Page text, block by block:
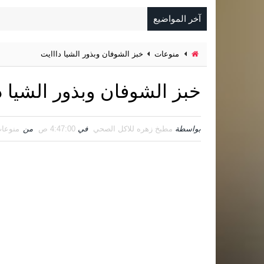
آخر المواضيع
منوعات خبز الشوفان وبذور الشيا دااايت
خبز الشوفان وبذور الشيا
بواسطة مطبخ زهره للاكل الصحي في 4:47:00 ص من